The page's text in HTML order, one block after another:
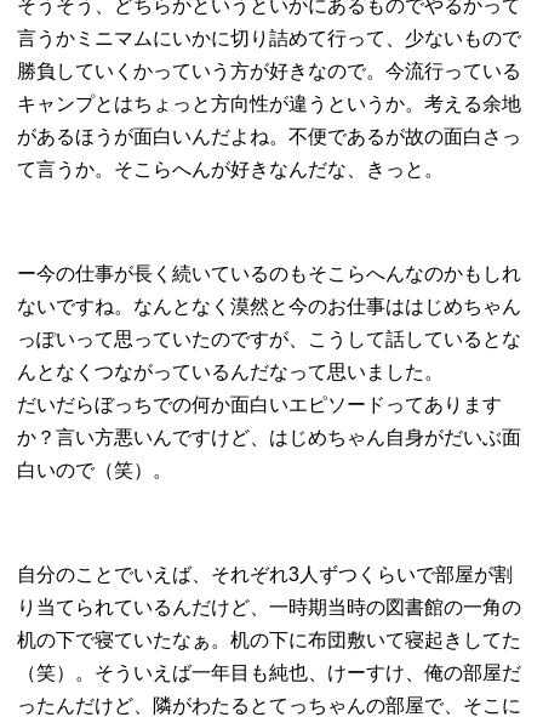
そうそう、どちらかというといかにあるものでやるかって
言うかミニマムにいかに切り詰めて行って、少ないもので
勝負していくかっていう方が好きなので。今流行っている
キャンプとはちょっと方向性が違うというか。考える余地
があるほうが面白いんだよね。不便であるが故の面白さっ
て言うか。そこらへんが好きなんだな、きっと。
ー今の仕事が長く続いているのもそこらへんなのかもしれ
ないですね。なんとなく漠然と今のお仕事ははじめちゃん
っぽいって思っていたのですが、こうして話しているとな
んとなくつながっているんだなって思いました。
だいだらぼっちでの何か面白いエピソードってあります
か？言い方悪いんですけど、はじめちゃん自身がだいぶ面
白いので（笑）。
自分のことでいえば、それぞれ3人ずつくらいで部屋が割
り当てられているんだけど、一時期当時の図書館の一角の
机の下で寝ていたなぁ。机の下に布団敷いて寝起きしてた
（笑）。そういえば一年目も純也、けーすけ、俺の部屋だ
ったんだけど、隣がわたるとてっちゃんの部屋で、そこに